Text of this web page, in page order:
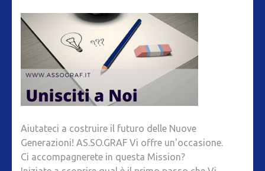
Aiutateci a costruire il futuro delle Nuove
Generazioni! AS.SO.GRAF Vi offre un'occasione.
Ci accompagnerete in questa Mission?